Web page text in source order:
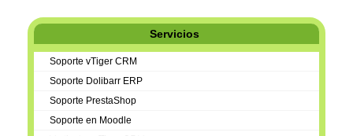
Servicios
Soporte vTiger CRM
Soporte Dolibarr ERP
Soporte PrestaShop
Soporte en Moodle